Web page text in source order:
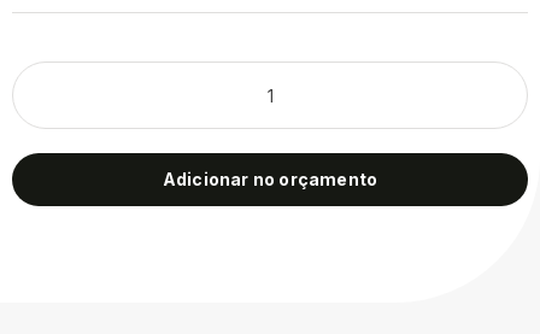
Adicionar no orçamento